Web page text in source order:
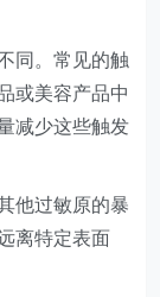
同。常见的触
或美容产品中
减少这些触发
他过敏原的暴
离特定表面